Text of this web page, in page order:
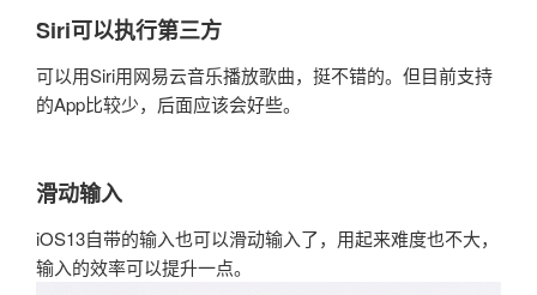
Siri可以执行第三方
可以用Siri用网易云音乐播放歌曲，挺不错的。但目前支持
的App比较少，后面应该会好些。
滑动输入
iOS13自带的输入也可以滑动输入了，用起来难度也不大，
输入的效率可以提升一点。